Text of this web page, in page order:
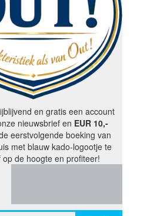
en gratis een account
nieuwsbrief en EUR 10,-
eerstvolgende boeking van
met blauw kado-logootje te
op de hoogte en profiteer!